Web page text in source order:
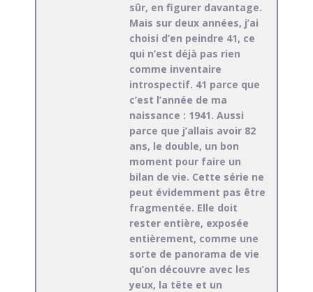
sûr, en figurer davantage.
Mais sur deux années, j’ai
choisi d’en peindre 41, ce
qui n’est déjà pas rien
comme inventaire
introspectif. 41 parce que
c’est l’année de ma
naissance : 1941. Aussi
parce que j’allais avoir 82
ans, le double, un bon
moment pour faire un
bilan de vie. Cette série ne
peut évidemment pas être
fragmentée. Elle doit
rester entière, exposée
entièrement, comme une
sorte de panorama de vie
qu’on découvre avec les
yeux, la tête et un